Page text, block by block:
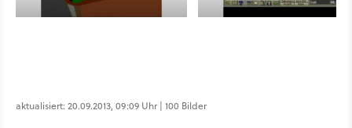
aktualisiert: 20.09.2013, 09:09 Uhr | 100 Bilder